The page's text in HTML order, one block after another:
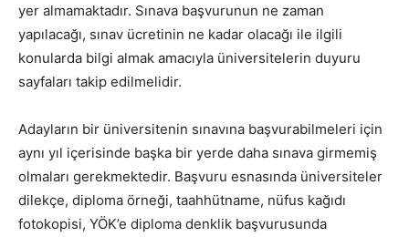
yer almamaktadır. Sınava başvurunun ne zaman
yapılacağı, sınav ücretinin ne kadar olacağı ile ilgili
konularda bilgi almak amacıyla üniversitelerin duyuru
sayfaları takip edilmelidir.
Adayların bir üniversitenin sınavına başvurabilmeleri için
aynı yıl içerisinde başka bir yerde daha sınava girmemiş
olmaları gerekmektedir. Başvuru esnasında üniversiteler
dilekçe, diploma örneği, taahhütname, nüfus kağıdı
fotokopisi, YÖK’e diploma denklik başvurusunda